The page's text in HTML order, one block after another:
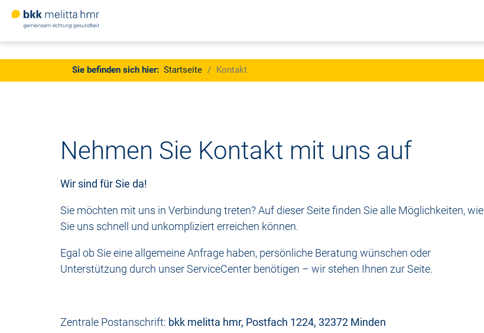
Zum Hauptinhalt springen
Jetzt
Mitglied
werden
Sie sind hier:
Sie befinden sich hier: Startseite Kontakt
Nehmen Sie Kontakt mit uns auf
Wir sind für Sie da!
Sie möchten mit uns in Verbindung treten? Auf dieser Seite finden Sie alle Möglichkeiten, wie
Sie uns schnell und unkompliziert erreichen können.
Egal ob Sie eine allgemeine Anfrage haben, persönliche Beratung wünschen oder
Unterstützung durch unser ServiceCenter benötigen – wir stehen Ihnen zur Seite.
Zentrale Postanschrift: bkk melitta hmr, Postfach 1224, 32372 Minden